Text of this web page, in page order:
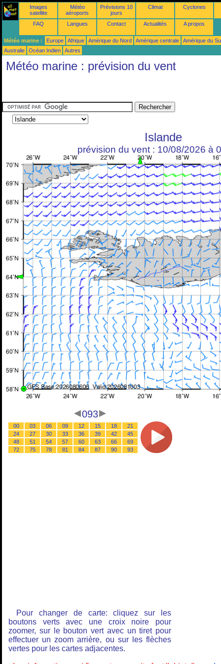
Images
satellite
Météo
aéroports
Prévisions 10
jours
Climat Cyclones
FAQ Langues Contact Actualités A propos
Météo marine : Europe Afrique Amérique du Nord Amérique centrale
Amérique du
Australie
Océan Indien Autres
Météo marine : prévision du vent
Islande
prévision du vent : 10/08/2026 à
093
00 03 06 09 12 15 18
21
24
27 30 33 36 39 42
45
48
51 54 57 60 63 66
69
72
75 78 81 84 87 90 93
Pour changer de carte: cliquez sur les
boutons verts avec une croix noire pour
zoomer, sur le bouton vert avec un tiret pour
effectuer un zoom arrière, ou sur les flèches
vertes pour les cartes adjacentes.